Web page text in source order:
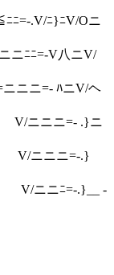
V/Oニ
ニV/
ニV/ヘ
.}ニ
=-.}
-